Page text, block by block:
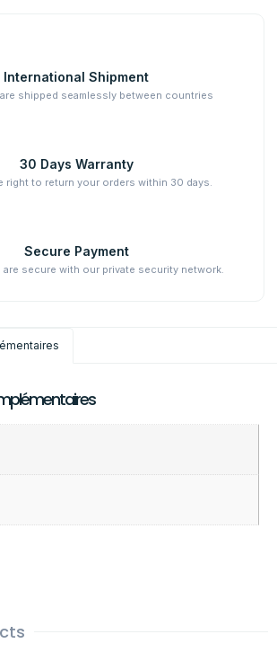
International Shipment
shipped seamlessly between countries
30 Days Warranty
right to return your orders within 30 days.
Secure Payment
are secure with our private security network.